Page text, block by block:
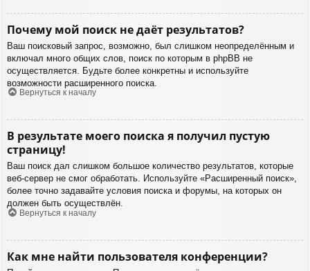
Почему мой поиск не даёт результатов?
Ваш поисковый запрос, возможно, был слишком неопределённым и
включал много общих слов, поиск по которым в phpBB не
осуществляется. Будьте более конкретны и используйте
возможности расширенного поиска.
Вернуться к началу
В результате моего поиска я получил пустую
страницу!
Ваш поиск дал слишком большое количество результатов, которые
веб-сервер не смог обработать. Используйте «Расширенный поиск»,
более точно задавайте условия поиска и форумы, на которых он
должен быть осуществлён.
Вернуться к началу
Как мне найти пользователя конференции?